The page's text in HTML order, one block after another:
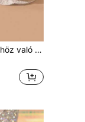
1-5 pár magassarkú cipőhöz való bőr orrbetét, puha, nedvszívó, láthatatlan csúszásgátló öntapadó párnázás, uniszex